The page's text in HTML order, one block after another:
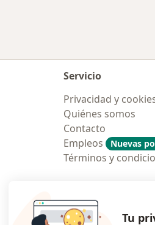
Servicio
Privacidad y
Quiénes somos
Contacto
Empleos
Nuevas
Términos y
Tu